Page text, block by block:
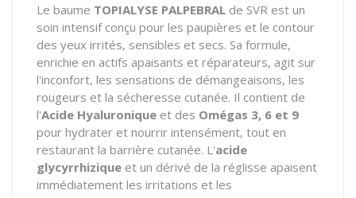
Le baume TOPIALYSE PALPEBRAL de SVR est un
soin intensif conçu pour les paupières et le contour
des yeux irrités, sensibles et secs. Sa formule,
enrichie en actifs apaisants et réparateurs, agit sur
l'inconfort, les sensations de démangeaisons, les
rougeurs et la sécheresse cutanée. Il contient de
l'Acide Hyaluronique et des Omégas 3, 6 et 9
pour hydrater et nourrir intensément, tout en
restaurant la barrière cutanée. L'acide
glycyrrhizique et un dérivé de la réglisse apaisent
immédiatement les irritations et les